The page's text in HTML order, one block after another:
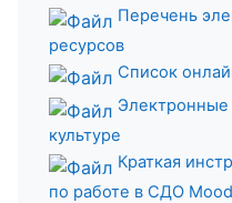
Перечень
ресурсов
Список
Электронные
культуре
Краткая
по работе в СДО